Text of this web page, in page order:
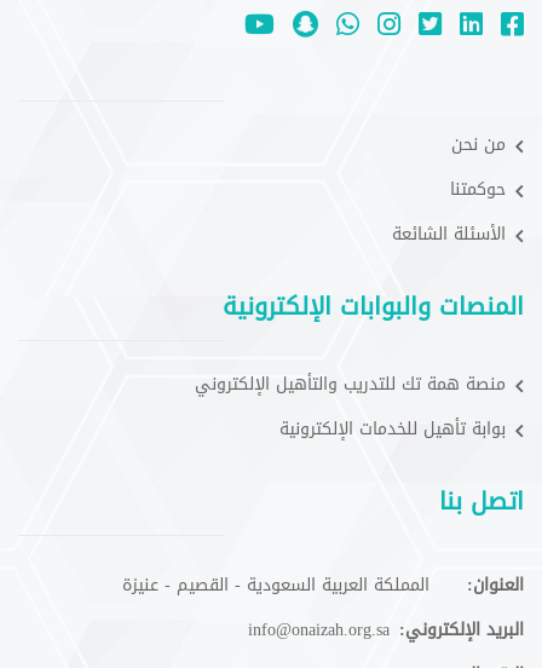
من نحن
حوكمتنا
الأسئلة الشائعة
المنصات والبوابات الإلكترونية
منصة همة تك للتدريب والتأهيل الإلكتروني
بوابة تأهيل للخدمات الإلكترونية
اتصل بنا
العنوان:
المملكة العربية السعودية - القصيم - عنيزة
البريد الإلكتروني: info@onaizah.org.sa